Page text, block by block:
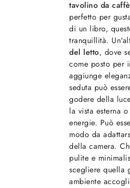
tavolino da caffè
perfetto per
di un libro,
tranquillità.
del letto, dove
come posto per
aggiunge
seduta può
godere della
la vista esterna
energie. Può
modo da
della camera.
pulite e
scegliere quella
ambiente